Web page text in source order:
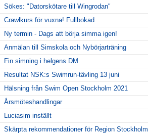
Sökes: "Datorskötare till Wingrodan"
Crawlkurs för vuxna! Fullbokad
Ny termin - Dags att börja simma igen!
Anmälan till Simskola och Nybörjarträning
Fin simning i helgens DM
Resultat NSK:s Swimrun-tävling 13 juni
Hälsning från Swim Open Stockholm 2021
Årsmöteshandlingar
Luciasim inställt
Skärpta rekommendationer för Region Stockholm